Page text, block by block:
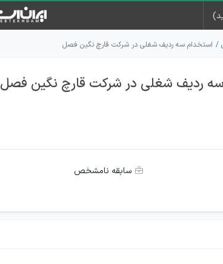
استخدام سه ردیف شغلی در شرکت قارچ نگین فصل
ردیف شغلی در شرکت قارچ نگین فصل
سابقه نامشخص